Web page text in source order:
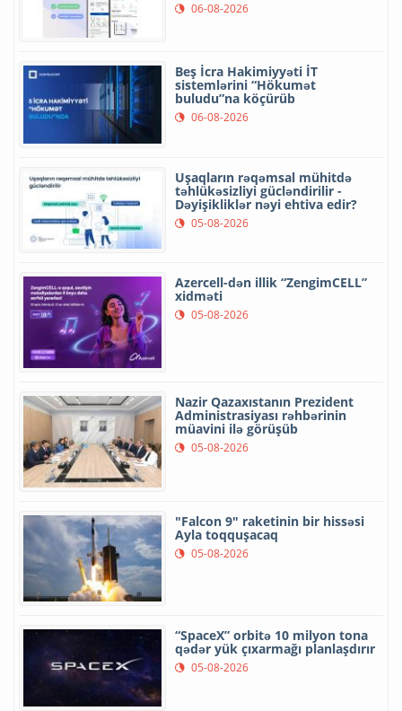
06-08-2026
Beş İcra Hakimiyyəti İT
sistemlərini “Hökumət
buludu”na köçürüb
06-08-2026
Uşaqların rəqəmsal mühitdə
təhlükəsizliyi gücləndirilir -
Dəyişikliklər nəyi ehtiva edir?
05-08-2026
Azercell-dən illik “ZengimCELL”
xidməti
05-08-2026
Nazir Qazaxıstanın Prezident
Administrasiyası rəhbərinin
müavini ilə görüşüb
05-08-2026
"Falcon 9" raketinin bir hissəsi
Ayla toqquşacaq
05-08-2026
“SpaceX” orbitə 10 milyon tona
qədər yük çıxarmağı planlaşdırır
05-08-2026